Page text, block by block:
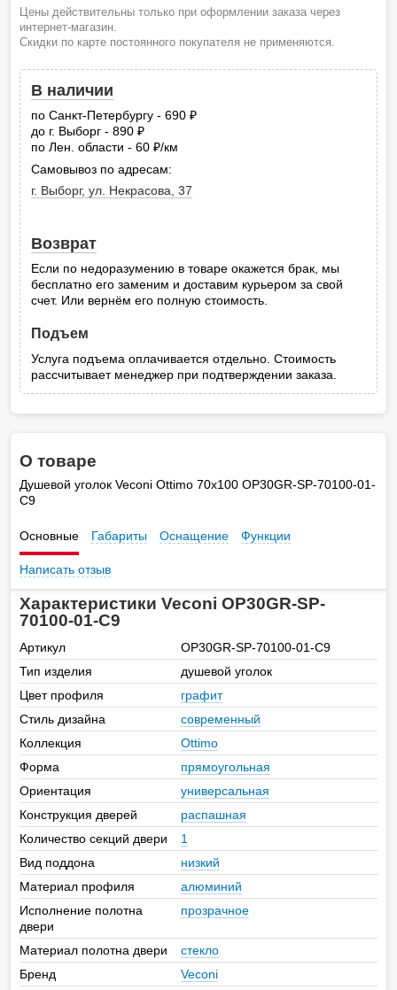
Цены действительны только при оформлении заказа через
интернет-магазин.
Скидки по карте постоянного покупателя не применяются.
В наличии
по Санкт-Петербургу - 690
до г. Выборг - 890
по Лен. области - 60
руб.
/км
Самовывоз по адресам:
г. Выборг, ул. Некрасова, 37
Возврат
Если по недоразумению в товаре окажется брак, мы
бесплатно его заменим и доставим курьером за свой
счет. Или вернём его полную стоимость.
Подъем
Услуга подъема оплачивается отдельно. Стоимость
рассчитывает менеджер при подтверждении заказа.
О товаре
Душевой уголок Veconi Ottimo 70х100 OP30GR-SP-70100-01-
C9
Основные Габариты Оснащение Функции
Написать отзыв
Характеристики Veconi OP30GR-SP-
70100-01-C9
Артикул
OP30GR-SP-70100-01-C9
Тип изделия
душевой уголок
Цвет профиля
графит
Стиль дизайна
современный
Коллекция
Ottimo
Форма
прямоугольная
Ориентация
универсальная
Конструкция дверей
распашная
Количество секций двери
1
Вид поддона
низкий
Материал профиля
алюминий
Исполнение полотна
двери
прозрачное
Материал полотна двери
стекло
Бренд
Veconi